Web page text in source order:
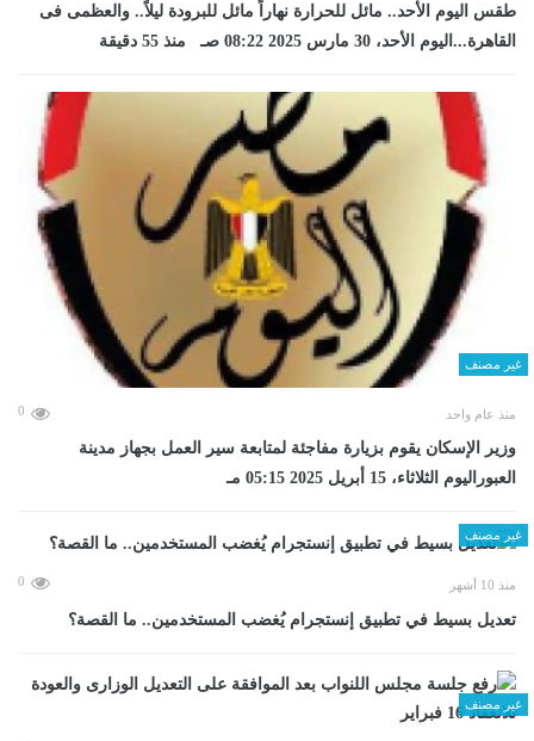
طقس اليوم الأحد.. مائل للحرارة نهاراً مائل للبرودة ليلاً.. والعظمى فى
القاهرة...اليوم الأحد، 30 مارس 2025 08:22 صـ منذ 55 دقيقة
غير مصنف
منذ عام واحد 0
وزير الإسكان يقوم بزيارة مفاجئة لمتابعة سير العمل بجهاز مدينة
العبوراليوم الثلاثاء، 15 أبريل 2025 05:15 مـ
غير مصنف
منذ 10 أشهر 0
تعديل بسيط في تطبيق إنستجرام يُغضب المستخدمين.. ما القصة؟
غير مصنف